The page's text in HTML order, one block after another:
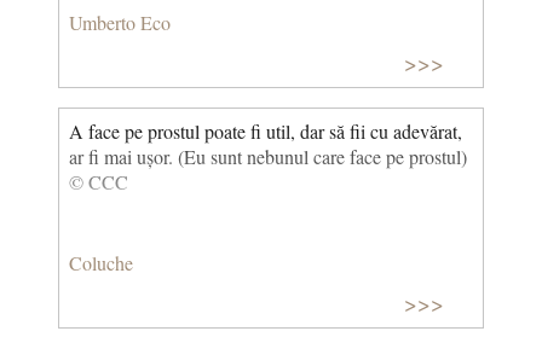
Umberto Eco
>>>
A face pe prostul poate fi util, dar să fii cu adevărat,
ar fi mai ușor. (Eu sunt nebunul care face pe prostul)
© CCC
Coluche
>>>